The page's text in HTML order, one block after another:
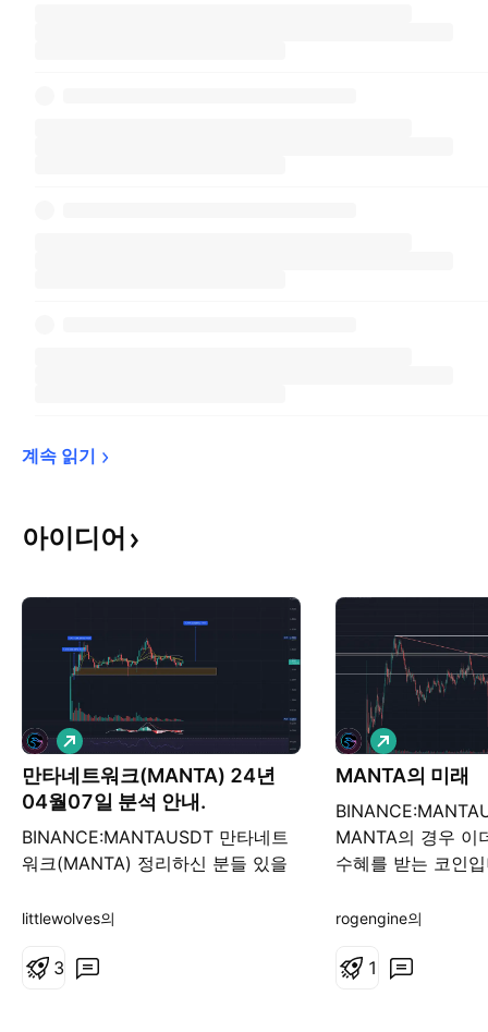
계속 읽기
아이디어
만타네트워크(MANTA) 24년
04월07일 분석 안내.
BINANCE:MANTAUSDT 만타네트
워크(MANTA) 정리하신 분들 있을
"보유자산의 1/150 혹은 1/100 비
합니다. 만타(MANTA)/USDT 현물/
롱
littlewolves의
3
MANTA의 미래
MANTA의 경우 이
수혜를 받는 코인
것은 어떨까요?
다.
롱
rogengine의
1